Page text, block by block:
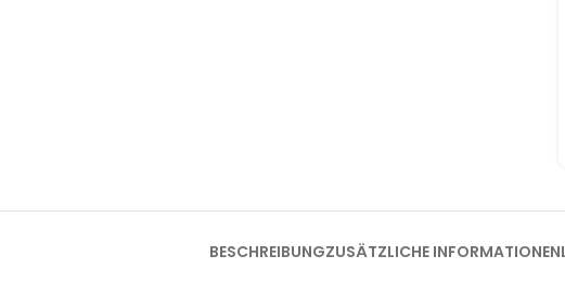
BESCHREIBUNGZUSÄTZLICHE INFORMATIONEN